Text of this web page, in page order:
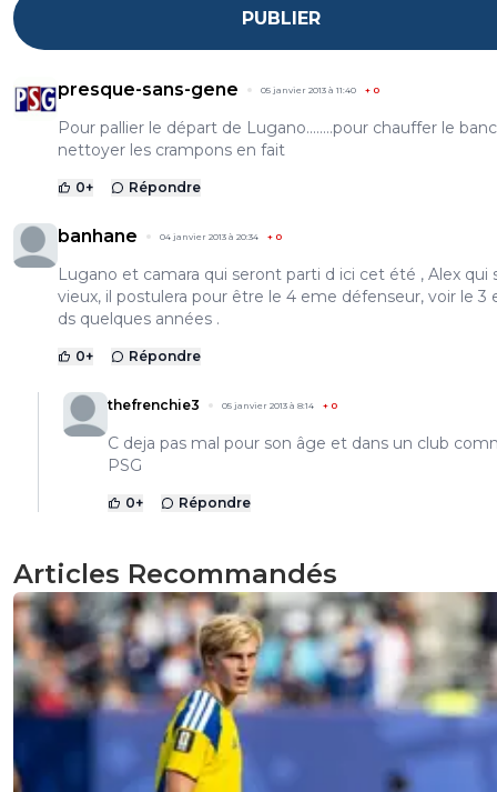
PUBLIER
presque-sans-gene 05 janvier 2013 à 11:40 + 0
Pour pallier le départ de Lugano........pour chauffer le
nettoyer les crampons en fait
0+ Répondre
banhane 04 janvier 2013 à 20:34 + 0
Lugano et camara qui seront parti d ici cet été , Alex qui
vieux, il postulera pour être le 4 eme défenseur, voir le 3
ds quelques années .
0+ Répondre
thefrenchie3 05 janvier 2013 à 8:14 + 0
C deja pas mal pour son âge et dans un club
PSG
0+ Répondre
Articles Recommandés